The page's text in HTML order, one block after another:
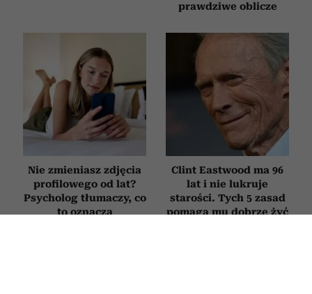
prawdziwe oblicze
Nie zmieniasz zdjęcia
profilowego od lat?
Psycholog tłumaczy, co
to oznacza
Clint Eastwood ma 96
lat i nie lukruje
starości. Tych 5 zasad
pomaga mu dobrze żyć